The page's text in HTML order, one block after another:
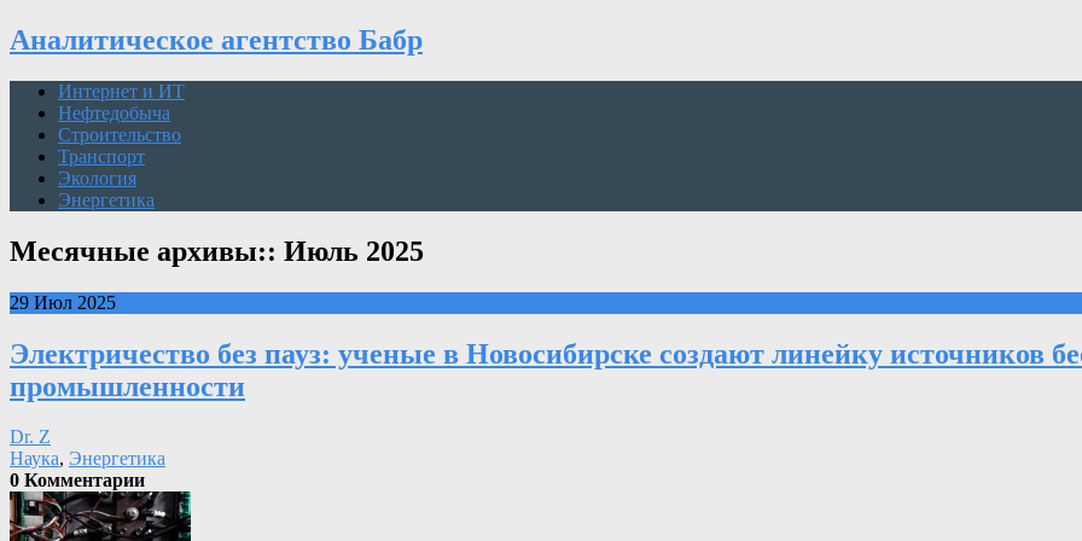
Аналитическое агентство Бабр
Интернет и ИТ
Нефтедобыча
Строительство
Транспорт
Экология
Энергетика
Месячные архивы:: Июль 2025
29 Июл 2025
Электричество без пауз: ученые в Новосибирске создают линейку источников
промышленности
Dr. Z
Наука, Энергетика
0 Комментарии